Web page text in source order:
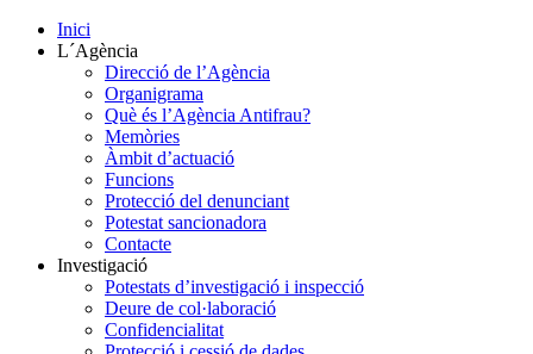
Inici
L´Agència
Direcció de l’Agència
Organigrama
Què és l’Agència Antifrau?
Memòries
Àmbit d’actuació
Funcions
Protecció del denunciant
Potestat sancionadora
Contacte
Investigació
Potestats d’investigació i inspecció
Deure de col·laboració
Confidencialitat